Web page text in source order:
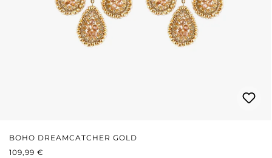
BOHO DREAMCATCHER GOLD
REGULÄRER PREIS:
109,99 €